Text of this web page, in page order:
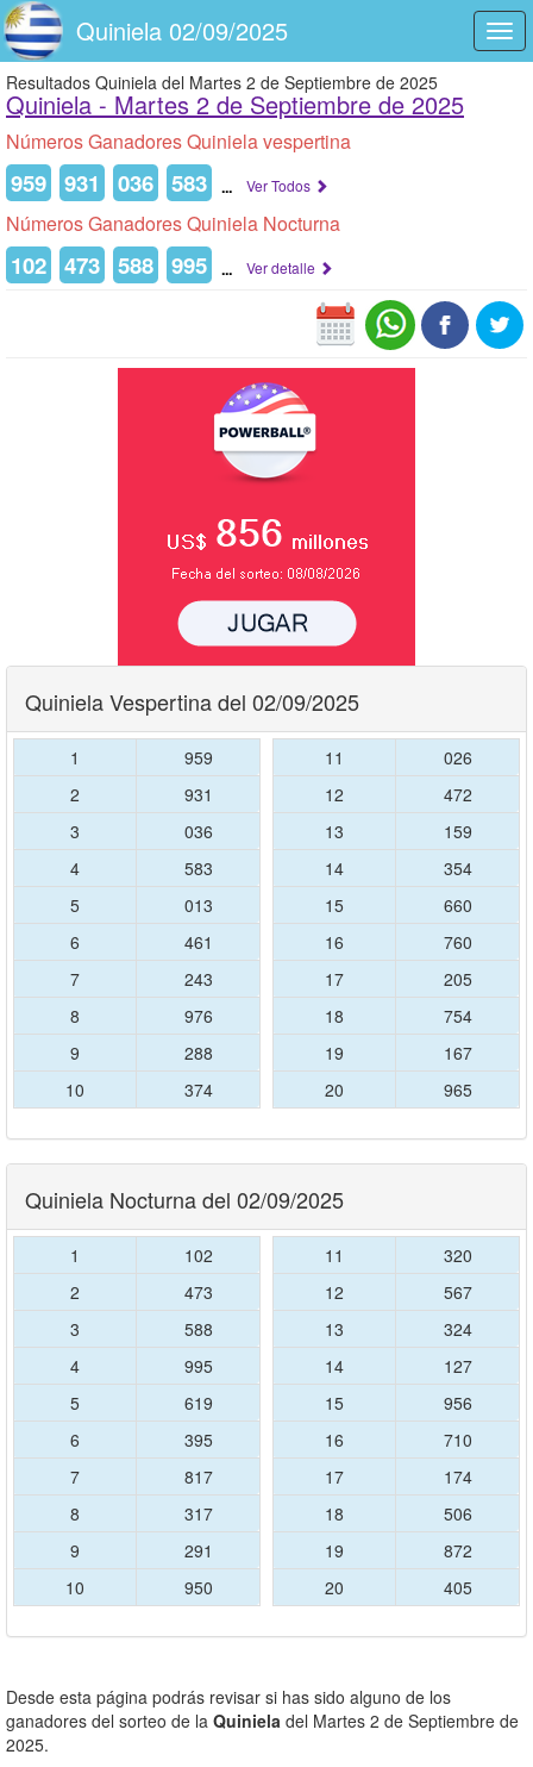
Quiniela 02/09/2025
Resultados Quiniela del Martes 2 de Septiembre de 2025
Quiniela - Martes 2 de Septiembre de 2025
Números Ganadores Quiniela vespertina
959 931 036 583 ... Ver Todos
Números Ganadores Quiniela Nocturna
102 473 588 995 ... Ver detalle
Quiniela Vespertina del 02/09/2025
1
959
2
931
3
036
4
583
5
013
6
461
7
243
8
976
9
288
10
374
11
026
12
472
13
159
14
354
15
660
16
760
17
205
18
754
19
167
20
965
Quiniela Nocturna del 02/09/2025
1
102
2
473
3
588
4
995
5
619
6
395
7
817
8
317
9
291
10
950
11
320
12
567
13
324
14
127
15
956
16
710
17
174
18
506
19
872
20
405
Desde esta página podrás revisar si has sido alguno de los
ganadores del sorteo de la Quiniela del Martes 2 de Septiembre de
2025.